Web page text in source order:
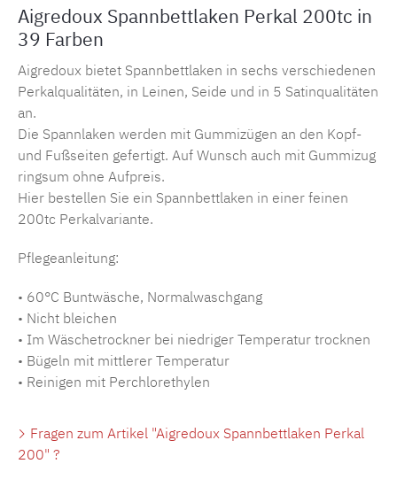
Aigredoux Spannbettlaken Perkal 200tc in
39 Farben
Aigredoux bietet Spannbettlaken in sechs verschiedenen
Perkalqualitäten, in Leinen, Seide und in 5 Satinqualitäten
an.
Die Spannlaken werden mit Gummizügen an den Kopf-
und Fußseiten gefertigt. Auf Wunsch auch mit Gummizug
ringsum ohne Aufpreis.
Hier bestellen Sie ein Spannbettlaken in einer feinen
200tc Perkalvariante.
Pflegeanleitung:
• 60°C Buntwäsche, Normalwaschgang
• Nicht bleichen
• Im Wäschetrockner bei niedriger Temperatur trocknen
• Bügeln mit mittlerer Temperatur
• Reinigen mit Perchlorethylen
Fragen zum Artikel "Aigredoux Spannbettlaken Perkal
200" ?